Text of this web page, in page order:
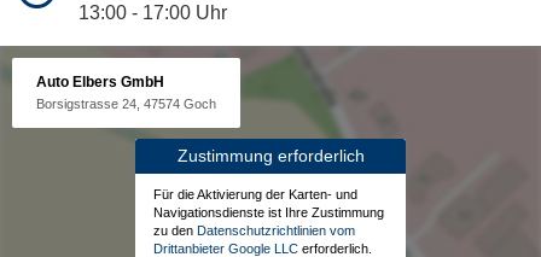
13:00 - 17:00 Uhr
Auto Elbers GmbH
Borsigstrasse 24, 47574 Goch
Zustimmung erforderlich
Für die Aktivierung der Karten- und
Navigationsdienste ist Ihre Zustimmung
zu den Datenschutzrichtlinien vom
Drittanbieter Google LLC erforderlich.